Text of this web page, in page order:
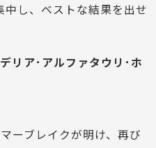
し、ベストな結果を出せ
リア･アルファタウリ･ホ
マーブレイクが明け、再び